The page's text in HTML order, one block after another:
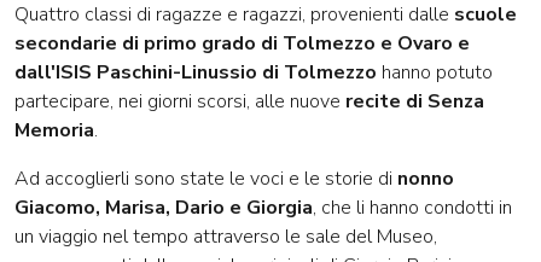
Quattro classi di ragazze e ragazzi, provenienti dalle scuole
secondarie di primo grado di Tolmezzo e Ovaro e
dall'ISIS Paschini-Linussio di Tolmezzo hanno potuto
partecipare, nei giorni scorsi, alle nuove recite di Senza
Memoria.
Ad accoglierli sono state le voci e le storie di nonno
Giacomo, Marisa, Dario e Giorgia, che li hanno condotti in
un viaggio nel tempo attraverso le sale del Museo,